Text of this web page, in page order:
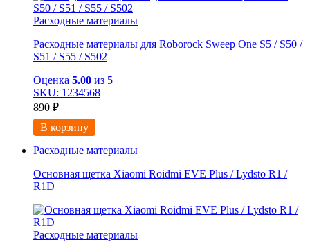
Расходные материалы
Расходные материалы для Roborock Sweep One S5 / S50 /
S51 / S55 / S502
Оценка 5.00 из 5
SKU: 1234568
890 ₽
В корзину
Расходные материалы
Основная щетка Xiaomi Roidmi EVE Plus / Lydsto R1 /
R1D
Расходные материалы